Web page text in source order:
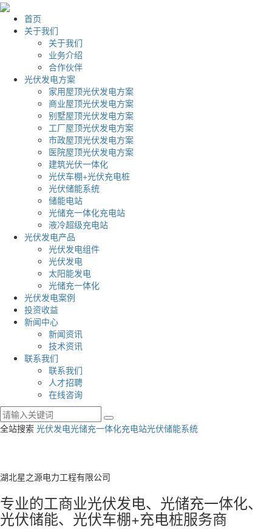
首页
关于我们
关于我们
业务介绍
合作伙伴
光伏发电方案
家用屋顶光伏发电方案
商业屋顶光伏发电方案
别墅屋顶光伏发电方案
工厂屋顶光伏发电方案
市政屋顶光伏发电方案
医院屋顶光伏发电方案
建筑光伏一体化
光伏车棚+光伏充电桩
光伏储能系统
储能电站
光储充一体化充电站
液冷超级充电站
光伏发电产品
光伏发电组件
光伏发电
太阳能发电
光储充一体化
光伏发电案例
投资收益
新闻中心
新闻资讯
技术资讯
联系我们
联系我们
人才招聘
在线咨询
全站搜索 光伏发电光储充一体化充电站光伏储能系统
湖北星之源电力工程有限公司
专业的工商业光伏发电、光储充一体化、
光伏储能、光伏车棚+充电桩服务商